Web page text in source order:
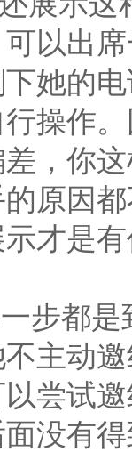
以出
她的
操作
，你
原因
才是
步都
主动
尝试
没有